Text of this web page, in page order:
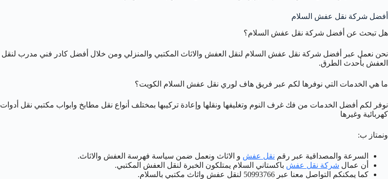
أفضل شركة نقل عفش السلام
هل تبحث عن أفضل شركة نقل عفش السلام؟
نحن نعمل عبر أفضل شركة نقل عفش السلام لنقل العفش والاثاث المكتبي والمنزلي ومن خلال أفضل كادر فني مدرب لنقل
العفش بأحدث الطرق.
ما هي الخدمات التي نوفرها لكم عبر فريق هاف لوري نقل عفش السلام الكويت؟
نوفر لكم أفضل الخدمات من فك غرف النوم وتغليفها ونقلها وإعادة تركيبها بمختلف أنواع نقل مطابخ وابواب مكتبي نقل أدوات
كهربائية وغيرها
ونمتاز ب:
السرعة والمصداقية عبر رقم نقل عفش و الاثاث ونعمل ضمن سياسة فهرسة العفش والاثاث.
أن عمال شركة نقل عفش باكستاني السلام يمتلكون الخبرة لنقل العفش المكتبي.
كما يمكنكم التواصل معنا عبر 50993766 لنقل عفش واثاث مكتبي بالسلام.